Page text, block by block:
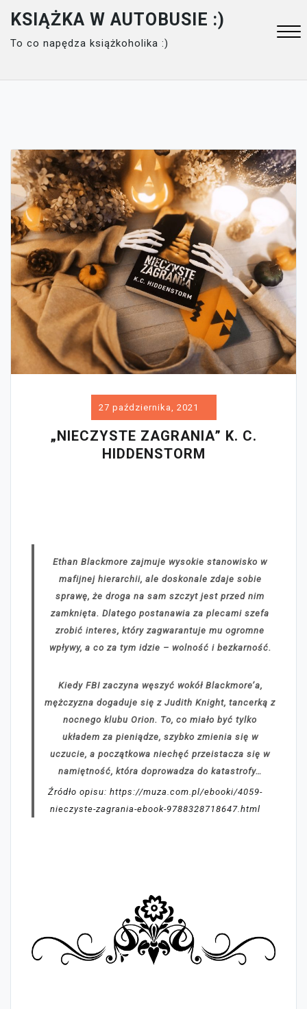
content
KSIĄŻKA W AUTOBUSIE :)
To co napędza książkoholika :)
27 października, 2021
„NIECZYSTE ZAGRANIA” K. C.
HIDDENSTORM
Ethan Blackmore zajmuje wysokie stanowisko w
mafijnej hierarchii, ale doskonale zdaje sobie
sprawę, że droga na sam szczyt jest przed nim
zamknięta. Dlatego postanawia za plecami szefa
zrobić interes, który zagwarantuje mu ogromne
wpływy, a co za tym idzie – wolność i bezkarność.
Kiedy FBI zaczyna węszyć wokół Blackmore’a,
mężczyzna dogaduje się z Judith Knight, tancerką z
nocnego klubu Orion. To, co miało być tylko
układem za pieniądze, szybko zmienia się w
uczucie, a początkowa niechęć przeistacza się w
namiętność, która doprowadza do katastrofy…
Źródło opisu: https://muza.com.pl/ebooki/4059-
nieczyste-zagrania-ebook-9788328718647.html